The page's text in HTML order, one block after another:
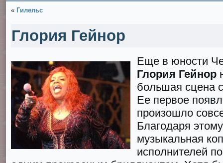
« Гилельс
Глория Гейнор
Еще в юности
Глория Гейнор
большая сцена
Ее первое
произошло
Благодаря
музыкальная
исполнителей